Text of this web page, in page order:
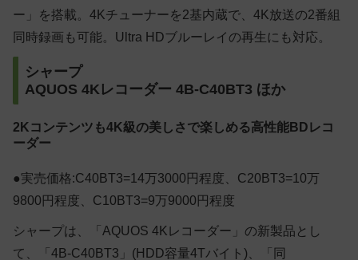
ー」を搭載。4Kチューナーを2基内蔵で、4K放送の2番組
同時録画も可能。Ultra HDブルーレイの再生にも対応。
シャープ
AQUOS 4Kレコーダー 4B-C40BT3 ほか
2Kコンテンツも4K級の美しさで楽しめる高性能BDレコ
ーダー
●実売価格:C40BT3=14万3000円程度、C20BT3=10万
9800円程度、C10BT3=9万9000円程度
シャープは、「AQUOS 4Kレコーダー」の新製品とし
て、「4B-C40BT3」(HDD容量4Tバイト)、「同